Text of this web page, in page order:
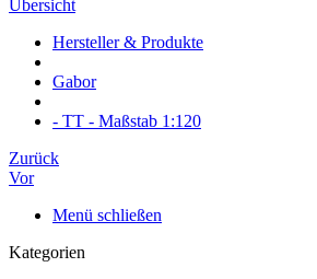
Übersicht
Hersteller & Produkte
Gabor
- TT - Maßstab 1:120
Zurück
Vor
Menü schließen
Kategorien